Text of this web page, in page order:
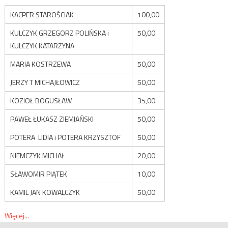
KACPER STAROŚCIAK
100,00
KULCZYK GRZEGORZ POLIŃSKA i
KULCZYK KATARZYNA
50,00
MARIA KOSTRZEWA
50,00
JERZY T MICHAJŁOWICZ
50,00
KOZIOŁ BOGUSŁAW
35,00
PAWEŁ ŁUKASZ ZIEMIAŃSKI
50,00
POTERA LIDIA i POTERA KRZYSZTOF
50,00
NIEMCZYK MICHAŁ
20,00
SŁAWOMIR PIĄTEK
10,00
KAMIL JAN KOWALCZYK
50,00
Więcej...